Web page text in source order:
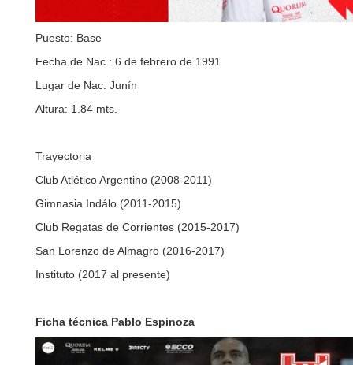
Puesto: Base
Fecha de Nac.: 6 de febrero de 1991
Lugar de Nac. Junín
Altura: 1.84 mts.
Trayectoria
Club Atlético Argentino (2008-2011)
Gimnasia Indálo (2011-2015)
Club Regatas de Corrientes (2015-2017)
San Lorenzo de Almagro (2016-2017)
Instituto (2017 al presente)
Ficha técnica Pablo Espinoza